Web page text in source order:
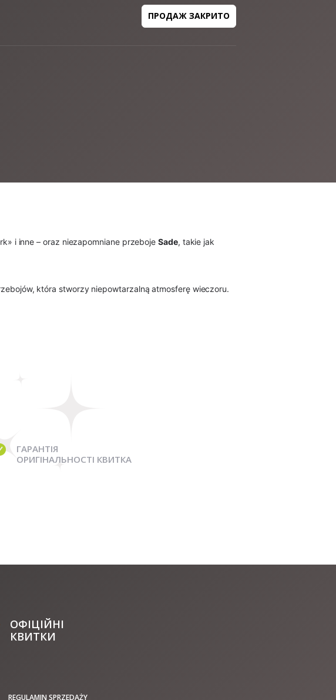
ПРОДАЖ ЗАКРИТО
i inne – oraz niezapomniane przebojeSade, takie jak
która stworzy niepowtarzalną atmosferę wieczoru.
ГАРАНТІЯ
ОРИГІНАЛЬНОСТІ КВИТКА
ОФІЦІЙНІ
КВИТКИ
REGULAMIN SPRZEDAŻY